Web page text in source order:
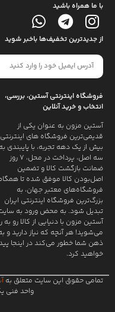
با ما همراه باشید
از جدیدترین تخفیف‌ها باخبر شوید
فروشگاه اینترنتی آستین، بررسی،
انتخاب و خرید آنلاین
آستین مزون به عنوان یکی از
قدیمی‌ترین فروشگاه های اینترنتی
بیش از یک دهه تجربه، با پایبندی به
سه اصل، پرداخت در محل، ۷ روز
ضمانت بازگشت کالا و تضمین
اصل‌بودن کالا موفق شده تا
فروشگاه‌های معتبر جهان، به
بزرگ‌ترین فروشگاه اینترنتی ایران
تبدیل شود. به محض ورود به
آستین مزون با دنیایی از کالا رو به
می‌شوید! هر آنچه که نیاز دارید و
ذهن شما خطور می‌کند در اینجا
خواهید کرد.
تمامی حقوق این سایت متعلق به
واحد فنی